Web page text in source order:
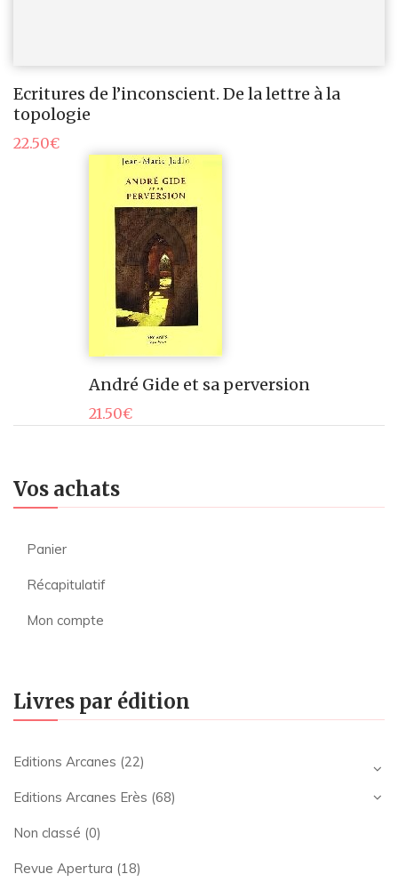
Ecritures de l’inconscient. De la lettre à la
topologie
22.50€
André Gide et sa perversion
21.50€
Vos achats
Panier
Récapitulatif
Mon compte
Livres par édition
Editions Arcanes (22)
Editions Arcanes Erès (68)
Non classé (0)
Revue Apertura (18)